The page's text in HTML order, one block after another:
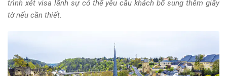
trình xét visa lãnh sự có thể yêu cầu khách bổ sung thêm giấy
tờ nếu cần thiết.